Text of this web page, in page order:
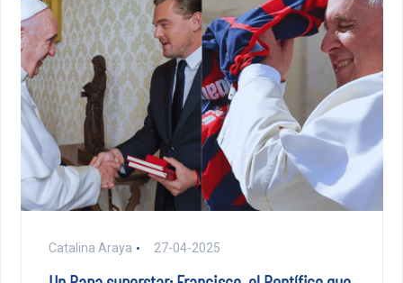
Catalina Araya 27-04-2025